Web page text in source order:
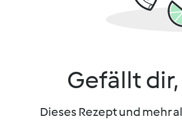
Gefällt
Dieses Rezept und mehr